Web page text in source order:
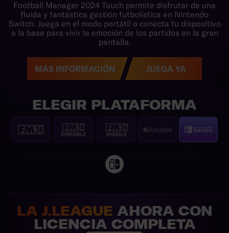
Football Manager 2024 Touch permite disfrutar de una
fluida y fantástica gestión futbolística en Nintendo
Switch. Juega en el modo portátil o conecta tu dispositivo
a la base para vivir la emoción de los partidos en la gran
pantalla.
MÁS INFORMACIÓN JUEGA YA
ELEGIR PLATAFORMA
LA J.LEAGUE AHORA CON
LICENCIA COMPLETA